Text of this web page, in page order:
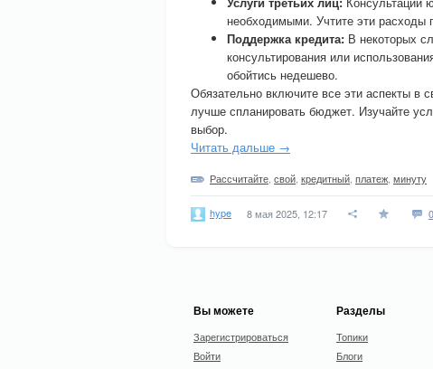
необходимыми. Учтите эти расходы
Поддержка кредита: В некоторых
консультирования или
обойтись недешево.
Обязательно включите все эти аспекты в
лучше спланировать бюджет. Изучайте
выбор.
Читать дальше →
Рассчитайте свой кредитный платеж минуту
hype 8 мая 2025, 12:17 0
Вы можете
Зарегистрироваться
Войти
Разделы
Топики
Блоги